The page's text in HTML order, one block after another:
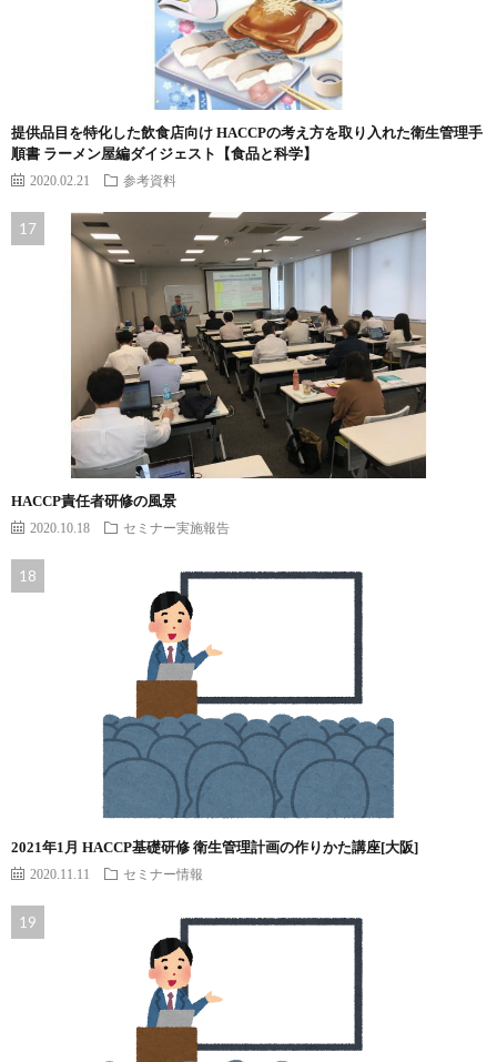
提供品目を特化した飲食店向け HACCPの考え方を取り入れた衛生管理手
順書 ラーメン屋編ダイジェスト【食品と科学】
2020.02.21 参考資料
HACCP責任者研修の風景
2020.10.18 セミナー実施報告
2021年1月 HACCP基礎研修 衛生管理計画の作りかた講座[大阪]
2020.11.11 セミナー情報